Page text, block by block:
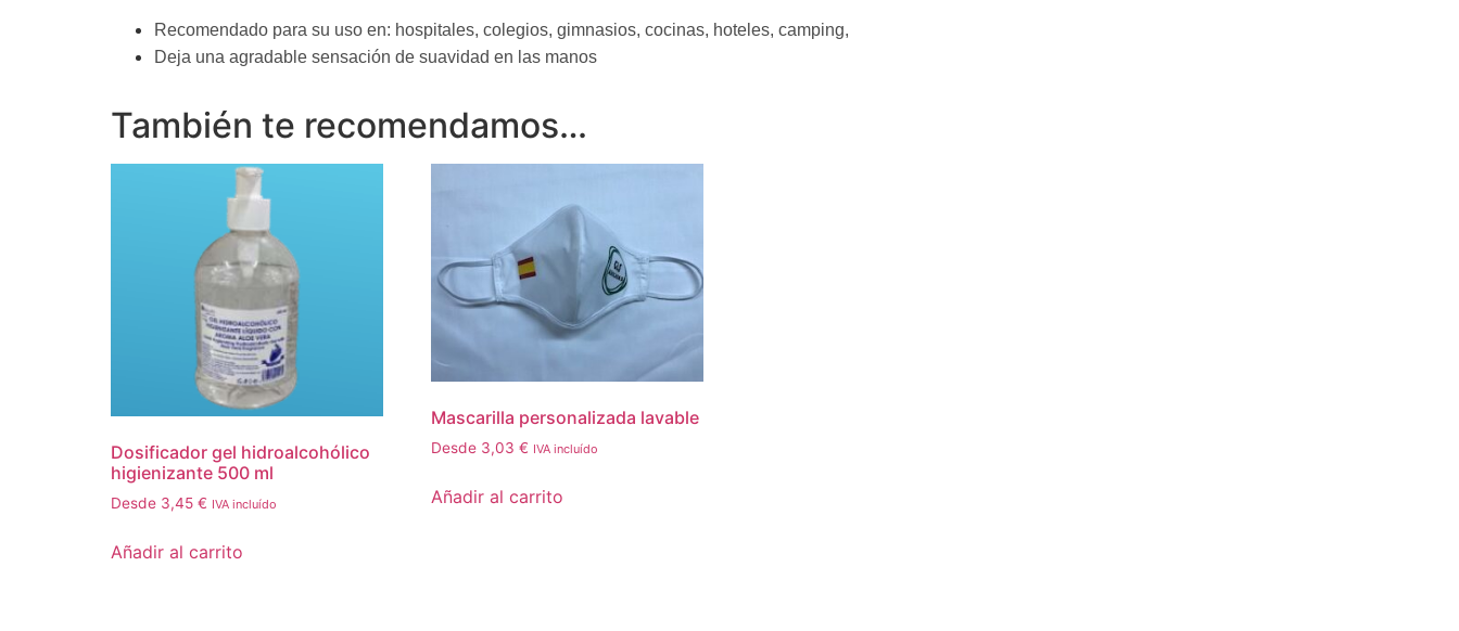
Recomendado para su uso en: hospitales, colegios, gimnasios, cocinas, hoteles, camping,
Deja una agradable sensación de suavidad en las manos
También te recomendamos…
Dosificador gel hidroalcohólico
higienizante 500 ml
Desde 3,45 € IVA incluído
Añadir al carrito
Mascarilla personalizada lavable
Desde 3,03 € IVA incluído
Añadir al carrito